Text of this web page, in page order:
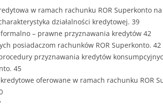
w ramach rachunku ROR Superkonto na
działalności kredytowej. 39
– prawne przyznawania kredytów 42
posiadaczom rachunków ROR Superkonto. 42
przyznawania kredytów
45
oferowane w ramach rachunku ROR